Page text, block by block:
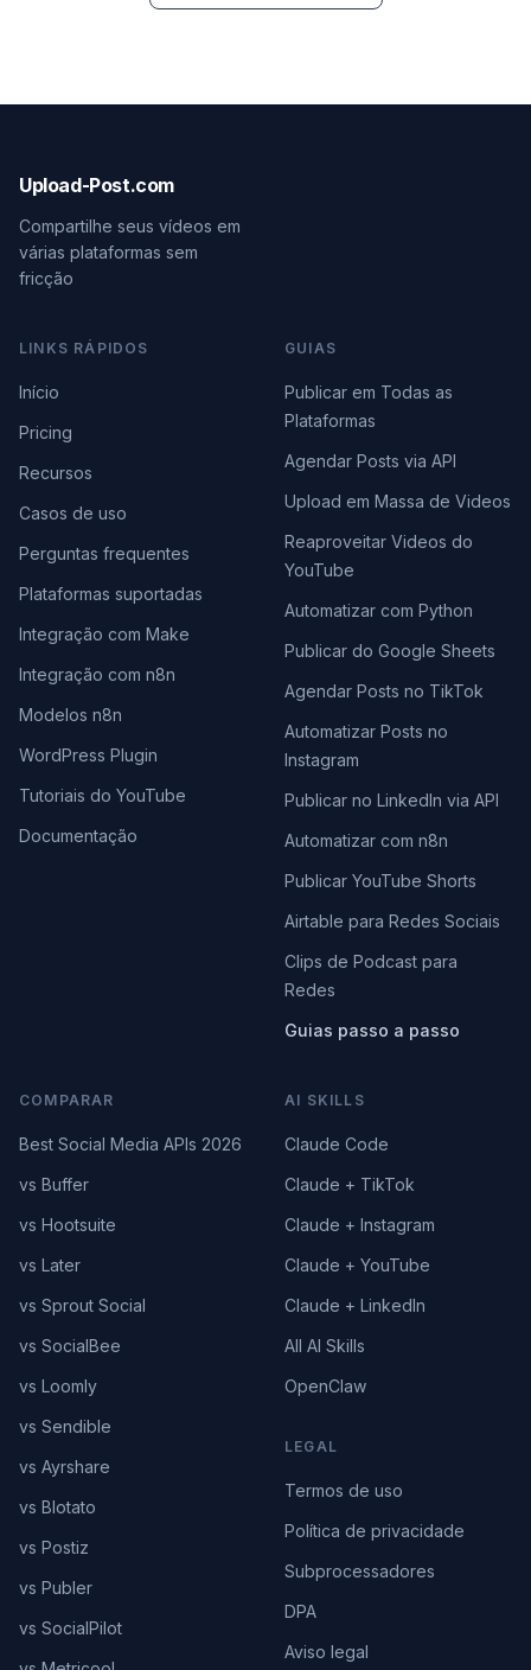
Upload-Post.com
Compartilhe seus vídeos em
várias plataformas sem
fricção
LINKS RÁPIDOS
Início
Pricing
Recursos
Casos de uso
Perguntas frequentes
Plataformas suportadas
Integração com Make
Integração com n8n
Modelos n8n
WordPress Plugin
Tutoriais do YouTube
Documentação
GUIAS
Publicar em Todas as
Plataformas
Agendar Posts via API
Upload em Massa de Videos
Reaproveitar Videos do
YouTube
Automatizar com Python
Publicar do Google Sheets
Agendar Posts no TikTok
Automatizar Posts no
Instagram
Publicar no LinkedIn via API
Automatizar com n8n
Publicar YouTube Shorts
Airtable para Redes Sociais
Clips de Podcast para
Redes
Guias passo a passo
COMPARAR
Best Social Media APIs 2026
vs Buffer
vs Hootsuite
vs Later
vs Sprout Social
vs SocialBee
vs Loomly
vs Sendible
vs Ayrshare
vs Blotato
vs Postiz
vs Publer
vs SocialPilot
AI SKILLS
Claude Code
Claude + TikTok
Claude + Instagram
Claude + YouTube
Claude + LinkedIn
All AI Skills
OpenClaw
LEGAL
Termos de uso
Política de privacidade
Subprocessadores
DPA
Aviso legal